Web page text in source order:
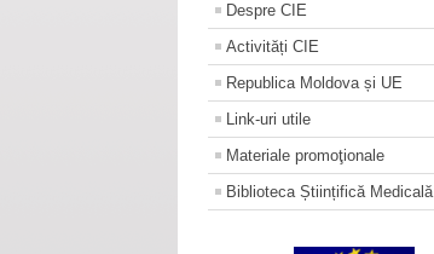
Despre CIE
Activități CIE
Republica Moldova și UE
Link-uri utile
Materiale promoţionale
Biblioteca Științifică Medicală